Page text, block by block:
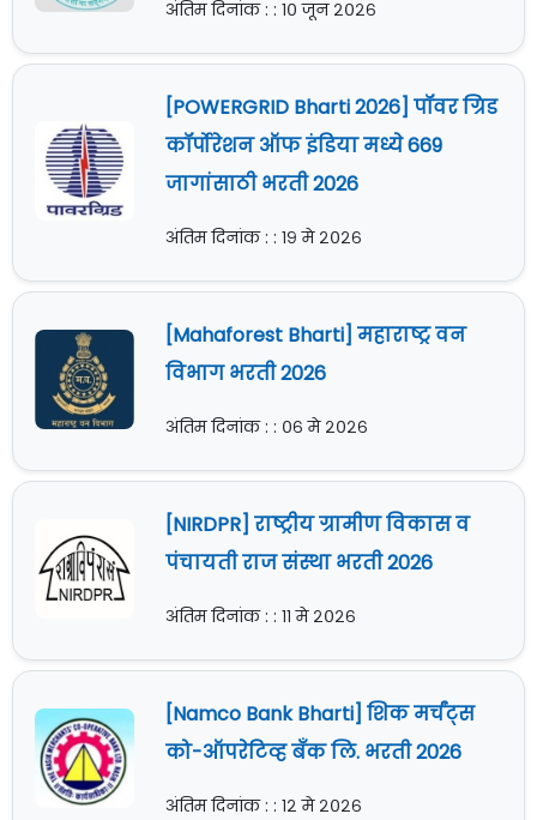
अंतिम दिनांक : : १० जून २०२६
[POWERGRID Bharti 2026] पॉवर ग्रिड
कॉर्पोरेशन ऑफ इंडिया मध्ये 669
जागांसाठी भरती 2026
अंतिम दिनांक : : १९ मे २०२६
[Mahaforest Bharti] महाराष्ट्र वन
विभाग भरती 2026
अंतिम दिनांक : : ०६ मे २०२६
[NIRDPR] राष्ट्रीय ग्रामीण विकास व
पंचायती राज संस्था भरती 2026
अंतिम दिनांक : : ११ मे २०२६
[Namco Bank Bharti] शिक मर्चंट्स
को-ऑपरेटिव्ह बँक लि. भरती 2026
अंतिम दिनांक : : १२ मे २०२६